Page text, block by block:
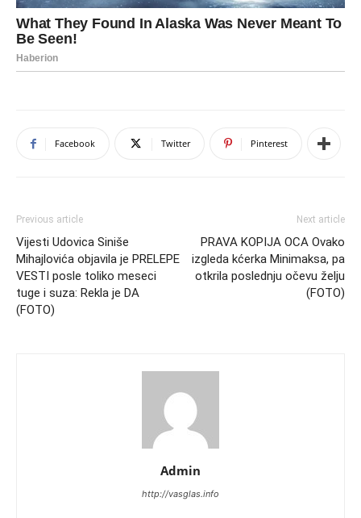
Facebook Twitter Pinterest
Previous article
Vijesti Udovica Siniše
Mihajlovića objavila je PRELEPE
VESTI posle toliko meseci
tuge i suza: Rekla je DA
(FOTO)
Next article
PRAVA KOPIJA OCA Ovako
izgleda kćerka Minimaksa, pa
otkrila poslednju očevu želju
(FOTO)
Admin
http://vasglas.info